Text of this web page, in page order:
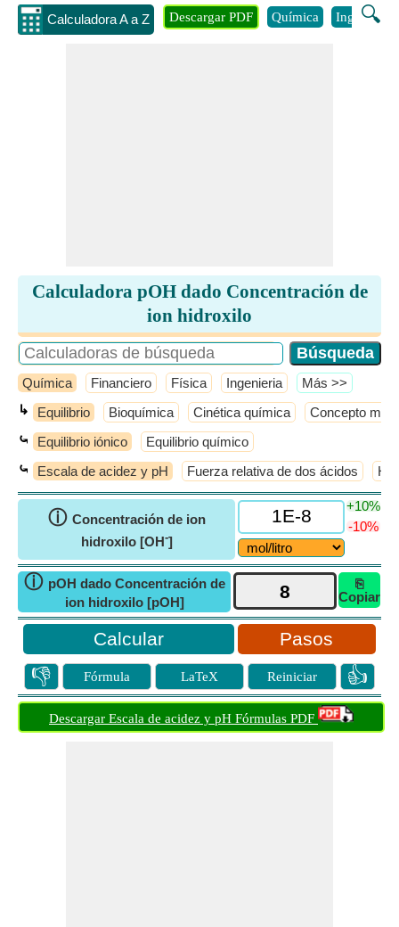
Calculadora A a Z 🔍
Descargar PDF Química Ingenieria
Calculadora pOH dado Concentración de
ion hidroxilo
Química Financiero Física Ingenieria ​Más >>
↳ Equilibrio Bioquímica Cinética química Concepto
⤿ Equilibrio iónico Equilibrio químico
⤿ Escala de acidez y pH Fuerza relativa de dos ácidos
ⓘ Concentración de ion
hidroxilo [OH-]
+10%
-10%
ⓘ pOH dado Concentración de
ion hidroxilo [pOH]
⎘
Copiar
Pasos
👎 Fórmula LaTeX Reiniciar 👍
Descargar Escala de acidez y pH Fórmulas PDF